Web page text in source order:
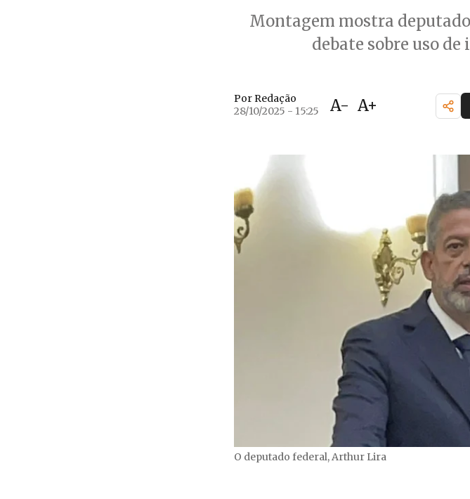
Montagem mostra
debate sobre uso
Por Redação
28/10/2025 - 15:25
A- A+
O deputado federal, Arthur Lira